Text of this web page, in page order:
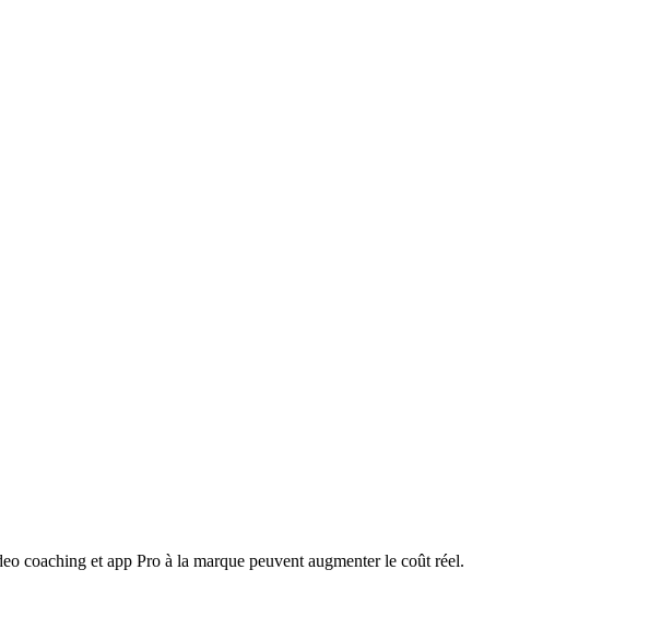
coaching et app Pro à la marque peuvent augmenter le coût réel.